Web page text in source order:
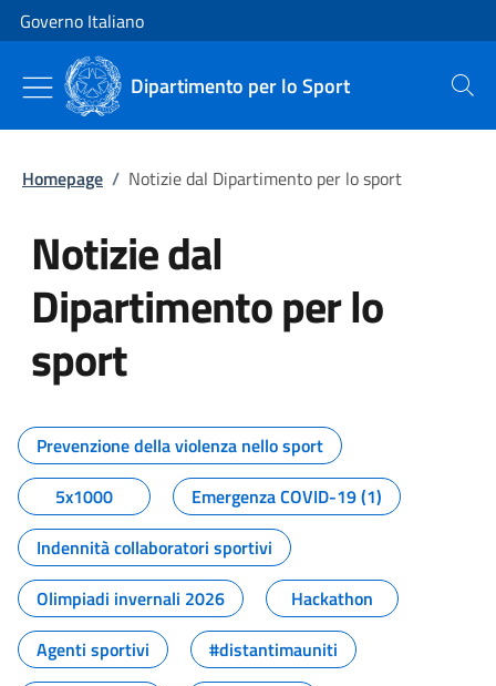
Vai al contenuto
Vai alla navigazione del sito
Governo Italiano
Dipartimento per lo Sport Cerca
Homepage / Notizie dal Dipartimento per lo sport
Notizie dal
Dipartimento per lo
sport
Tutti i contenuti della pagina
Prevenzione della violenza nello sport
5x1000
Emergenza COVID-19 (1)
Indennità collaboratori sportivi
Olimpiadi invernali 2026
Hackathon
Agenti sportivi
#distantimauniti